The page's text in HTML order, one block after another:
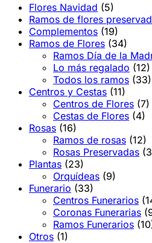
Flores Navidad (5)
Ramos de flores
Complementos (19)
Ramos de Flores (34)
Ramos Día de la
Lo más regalado (12)
Todos los ramos (33)
Centros y Cestas (11)
Centros de Flores (7)
Cestas de Flores (4)
Rosas (16)
Ramos de rosas (12)
Rosas Preservadas
Plantas (23)
Orquídeas (9)
Funerario (33)
Centros Funerarios
Coronas Funerarias
Ramos Funerarios
Otros (1)